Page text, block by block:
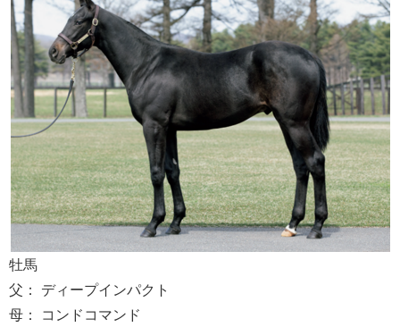
牡馬
父： ディープインパクト
母： コンドコマンド